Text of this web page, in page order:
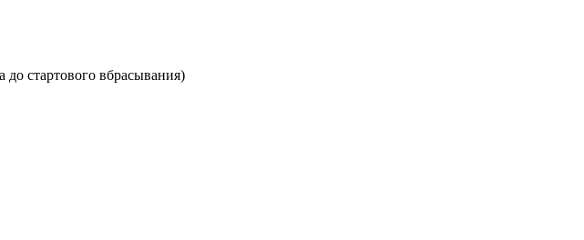
до стартового вбрасывания)